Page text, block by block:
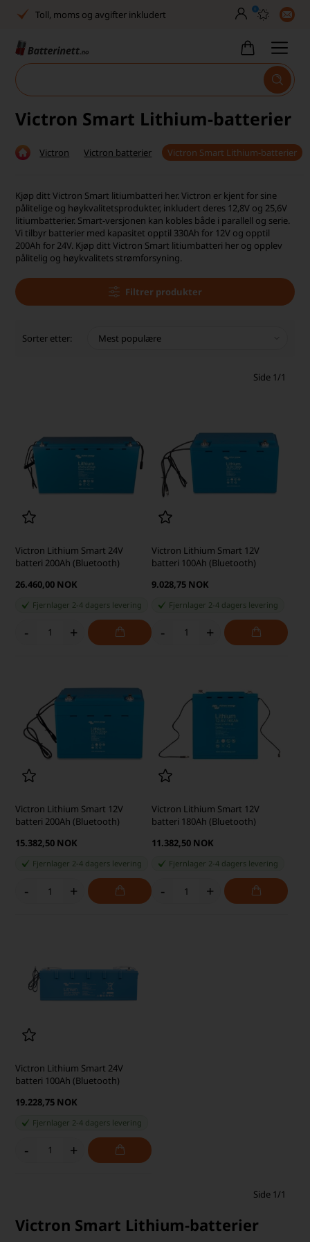
Toll, moms og avgifter inkludert
30 dagers full returrett
Høy kundetilfredshet
Leveringstid 2-5 arbeidsdager
30 dagers full returrett
Billig frakt
Høy kundetilfredshet
0
Victron Smart Lithium-batterier
Victron Victron batterier Victron Smart Lithium-batterier
Kjøp ditt Victron Smart litiumbatteri her. Victron er kjent for sine
pålitelige og høykvalitetsprodukter, inkludert deres 12,8V og 25,6V
litiumbatterier. Smart-versjonen kan kobles både i parallell og serie.
Vi tilbyr batterier med kapasitet opptil 330Ah for 12V og opptil
200Ah for 24V. Kjøp ditt Victron Smart litiumbatteri her og opplev
pålitelig og høykvalitets strømforsyning.
Filtrer produkter
Sorter etter:
Side 1/1
Victron Lithium Smart 24V
batteri 200Ah (Bluetooth)
26.460,00 NOK
Fjernlager 2-4 dagers levering
- +
Victron Lithium Smart 12V
batteri 100Ah (Bluetooth)
9.028,75 NOK
Fjernlager 2-4 dagers levering
- +
Victron Lithium Smart 12V
batteri 200Ah (Bluetooth)
15.382,50 NOK
Fjernlager 2-4 dagers levering
- +
Victron Lithium Smart 12V
batteri 180Ah (Bluetooth)
11.382,50 NOK
Fjernlager 2-4 dagers levering
- +
Victron Lithium Smart 24V
batteri 100Ah (Bluetooth)
19.228,75 NOK
Fjernlager 2-4 dagers levering
- +
Side 1/1
Victron Smart Lithium-batterier